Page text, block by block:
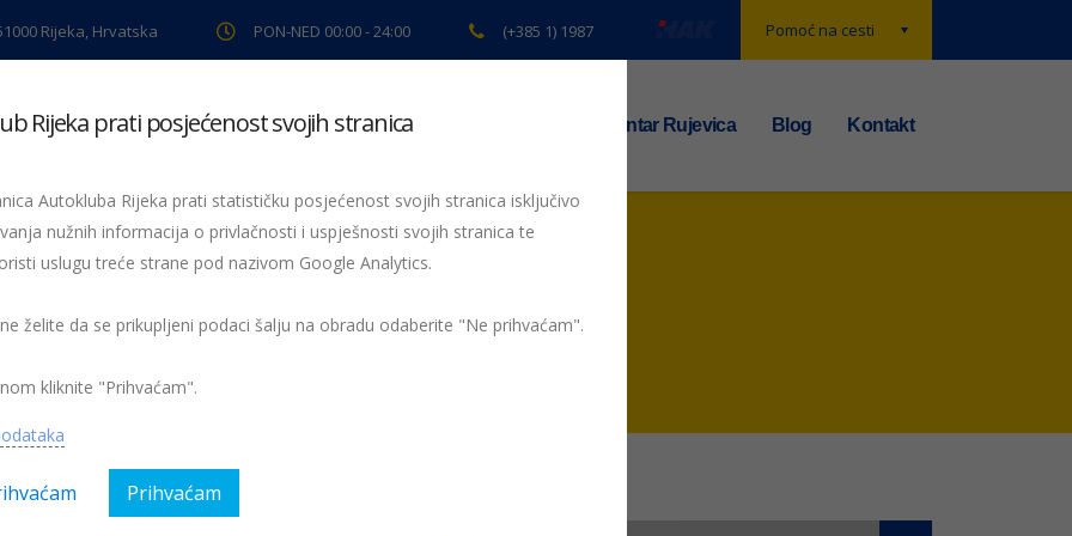
Pomoć na cesti
Rijeka, Hrvatska PON-NED 00:00 - 24:00 (+385 1) 1987
pregled Pomoć na cesti Servis Preventiva TS centar Rujevica Blog Kontakt
Autosjedalica jamči 70 posto manje stradalih
posto manje stradalih
Rijeka prati posjećenost svojih stranica
Autokluba Rijeka prati statističku posjećenost svojih stranica isključivo
nužnih informacija o privlačnosti i uspješnosti svojih stranica te
uslugu treće strane pod nazivom Google Analytics.
želite da se prikupljeni podaci šalju na obradu odaberite "Ne prihvaćam".
kliknite "Prihvaćam".
Prihvaćam